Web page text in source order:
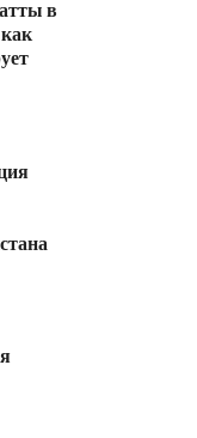
в